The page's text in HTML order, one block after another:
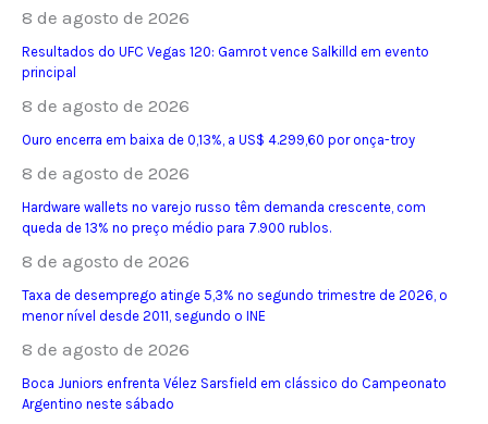
8 de agosto de 2026
Resultados do UFC Vegas 120: Gamrot vence Salkilld em evento
principal
8 de agosto de 2026
Ouro encerra em baixa de 0,13%, a US$ 4.299,60 por onça-troy
8 de agosto de 2026
Hardware wallets no varejo russo têm demanda crescente, com
queda de 13% no preço médio para 7.900 rublos.
8 de agosto de 2026
Taxa de desemprego atinge 5,3% no segundo trimestre de 2026, o
menor nível desde 2011, segundo o INE
8 de agosto de 2026
Boca Juniors enfrenta Vélez Sarsfield em clássico do Campeonato
Argentino neste sábado